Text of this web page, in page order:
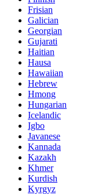
Frisian
Galician
Georgian
Gujarati
Haitian
Hausa
Hawaiian
Hebrew
Hmong
Hungarian
Icelandic
Igbo
Javanese
Kannada
Kazakh
Khmer
Kurdish
Kyrgyz